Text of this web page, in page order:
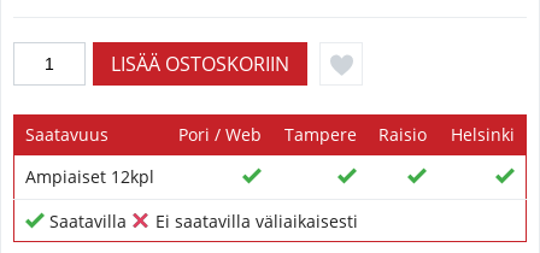
Saatavuus Pori / Web Tampere Raisio
Helsinki
Ampiaiset 12kpl
Saatavilla
Ei saatavilla väliaikaisesti